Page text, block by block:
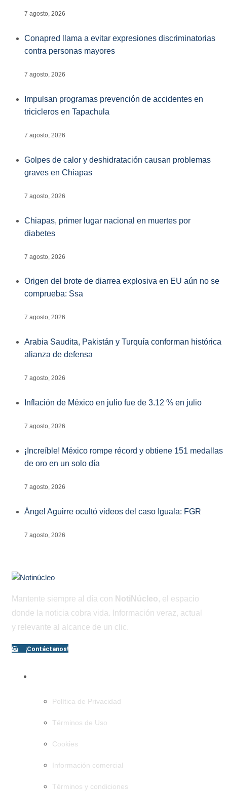
7 agosto, 2026
Conapred llama a evitar expresiones discriminatorias
contra personas mayores
7 agosto, 2026
Impulsan programas prevención de accidentes en
tricicleros en Tapachula
7 agosto, 2026
Golpes de calor y deshidratación causan problemas
graves en Chiapas
7 agosto, 2026
Chiapas, primer lugar nacional en muertes por
diabetes
7 agosto, 2026
Origen del brote de diarrea explosiva en EU aún no se
comprueba: Ssa
7 agosto, 2026
Arabia Saudita, Pakistán y Turquía conforman histórica
alianza de defensa
7 agosto, 2026
Inflación de México en julio fue de 3.12 % en julio
7 agosto, 2026
¡Increíble! México rompe récord y obtiene 151 medallas
de oro en un solo día
7 agosto, 2026
Ángel Aguirre ocultó videos del caso Iguala: FGR
7 agosto, 2026
Mantente siempre al día con NotiNúcleo, el espacio
donde la noticia cobra vida. Información veraz, actual
y relevante al alcance de un clic.
¡Contáctanos!
Política de Privacidad
Términos de Uso
Cookies
Información comercial
Términos y condiciones